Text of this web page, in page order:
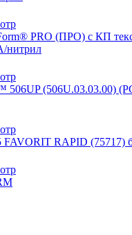
PRO (ПРО) с КП
нитрил
(506U.03.03.00)
RAPID (75717)